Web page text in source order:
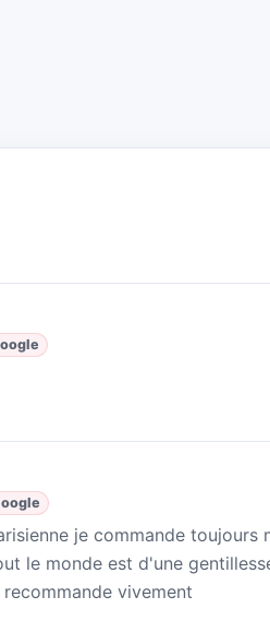
je commande toujours
le monde est d'une
vivement